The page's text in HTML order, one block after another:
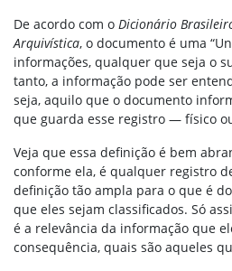
De acordo com o Dicionário
Arquivística, o documento é uma
informações, qualquer que seja o
tanto, a informação pode ser
seja, aquilo que o documento
que guarda esse registro — físico
Veja que essa definição é bem
conforme ela, é qualquer registro
definição tão ampla para o que é
que eles sejam classificados. Só
é a relevância da informação que
consequência, quais são aqueles